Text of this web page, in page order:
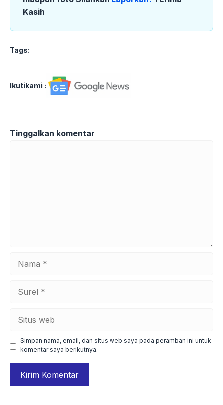
Kasih
Tags:
Ikutikami :
Tinggalkan komentar
web
Simpan nama, email, dan situs web saya pada peramban ini untuk
komentar saya berikutnya.